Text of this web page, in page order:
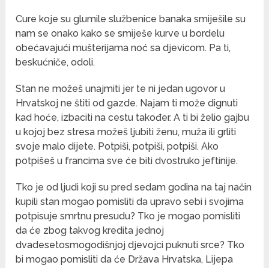
Cure koje su glumile službenice banaka smiješile su
nam se onako kako se smiješe kurve u bordelu
obećavajući mušterijama noć sa djevicom. Pa ti,
beskućniče, odoli.
Stan ne možeš unajmiti jer te ni jedan ugovor u
Hrvatskoj ne štiti od gazde. Najam ti može dignuti
kad hoće, izbaciti na cestu također. A ti bi želio gajbu
u kojoj bez stresa možeš ljubiti ženu, muža ili grliti
svoje malo dijete. Potpiši, potpiši, potpiši. Ako
potpišeš u francima sve će biti dvostruko jeftinije.
Tko je od ljudi koji su pred sedam godina na taj način
kupili stan mogao pomisliti da upravo sebi i svojima
potpisuje smrtnu presudu? Tko je mogao pomisliti
da će zbog takvog kredita jednoj
dvadesetosmogodišnjoj djevojci puknuti srce? Tko
bi mogao pomisliti da će Država Hrvatska, Lijepa